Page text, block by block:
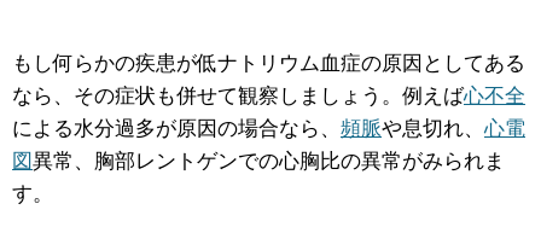
もし何らかの疾患が低ナトリウム血症の原因としてある
なら、その症状も併せて観察しましょう。例えば心不全
による水分過多が原因の場合なら、 頻脈や息切れ、心電
図異常、胸部レントゲンでの心胸比の異常がみられま
す。